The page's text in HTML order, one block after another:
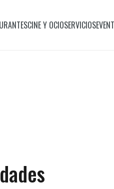
CINE Y OCIOSERVICIOS